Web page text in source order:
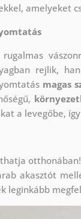
amelyeket
rejlik,
magas
a levegőbe,
akasztót
leginkább